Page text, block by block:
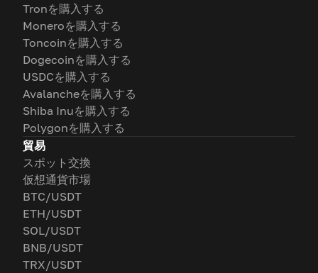
Tronを購入する
Moneroを購入する
Toncoinを購入する
Dogecoinを購入する
USDCを購入する
Avalancheを購入する
Shiba Inuを購入する
Polygonを購入する
貿易
スポット交換
仮想通貨市場
BTC/USDT
ETH/USDT
SOL/USDT
BNB/USDT
TRX/USDT